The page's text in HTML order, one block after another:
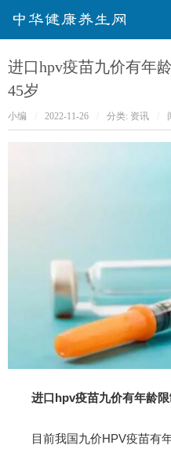
华健康养生网
进口hpv疫苗九价有年
45岁
小编 2022-11-26 分类: 资讯
进口hpv疫苗九价有年龄
目前我国九价HPV疫苗有